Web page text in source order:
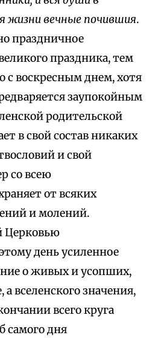
жизни вечные почившия.
праздничное
праздника, тем
с воскресным днем, хотя
заупокойным
родительской
в свой состав никаких
и свой
со всею
от всяких
и молений.
Церковью
день усиленное
о живых и усопших,
вселенского значения,
всего круга
самого дня